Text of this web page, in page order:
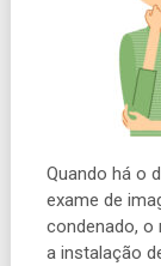
Quando há o
exame de
condenado, o
a instalação